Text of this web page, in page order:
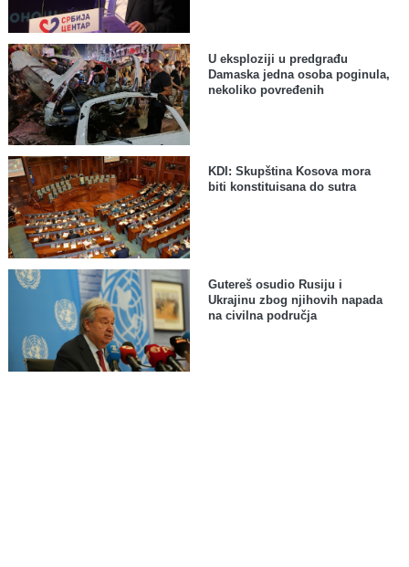
U eksploziji u predgrađu
Damaska jedna osoba poginula,
nekoliko povređenih
KDI: Skupština Kosova mora
biti konstituisana do sutra
Gutereš osudio Rusiju i
Ukrajinu zbog njihovih napada
na civilna područja